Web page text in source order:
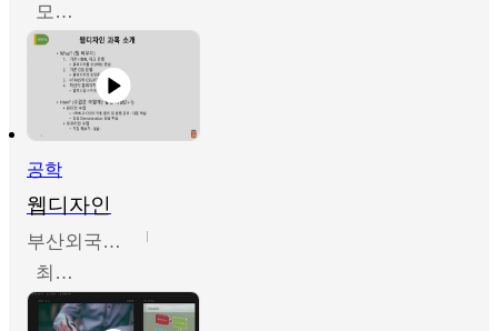
모경환,성상환,정문성
공학
웹디자인
부산외국어대학교
최진오